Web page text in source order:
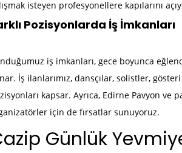
isteyen profesyonellere kapılarını
Pozisyonlarda İş İmkanları
iş imkanları, gece boyunca
İş ilanlarımız, dansçılar, solistler,
kapsar. Ayrıca, Edirne Pavyon
için de fırsatlar sunuyoruz.
Günlük